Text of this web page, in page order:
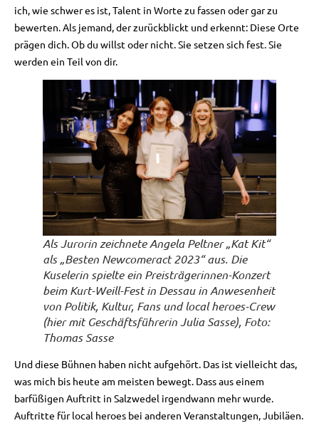
ich, wie schwer es ist, Talent in Worte zu fassen oder gar zu
bewerten. Als jemand, der zurückblickt und erkennt: Diese Orte
prägen dich. Ob du willst oder nicht. Sie setzen sich fest. Sie
werden ein Teil von dir.
Als Jurorin zeichnete Angela Peltner „Kat Kit“
als „Besten Newcomeract 2023“ aus. Die
Kuselerin spielte ein Preisträgerinnen-Konzert
beim Kurt-Weill-Fest in Dessau in Anwesenheit
von Politik, Kultur, Fans und local heroes-Crew
(hier mit Geschäftsführerin Julia Sasse), Foto:
Thomas Sasse
Und diese Bühnen haben nicht aufgehört. Das ist vielleicht das,
was mich bis heute am meisten bewegt. Dass aus einem
barfüßigen Auftritt in Salzwedel irgendwann mehr wurde.
Auftritte für local heroes bei anderen Veranstaltungen, Jubiläen.